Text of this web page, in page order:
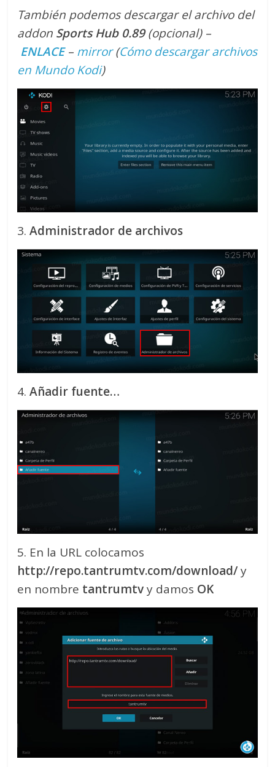
También podemos descargar el archivo del
addon Sports Hub 0.89(opcional) –
ENLACE– mirror(Cómo descargar archivos
en Mundo Kodi)
3.Administrador de archivos
4.Añadir fuente…
5. En la URL colocamos
http://repo.tantrumtv.com/download/y
en nombre tantrumtvy damos OK